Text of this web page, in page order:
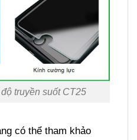
truyền suốt CT25
có thể tham khảo